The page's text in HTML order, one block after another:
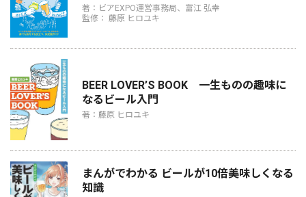
著：ビアEXPO運営事務局、富江 弘幸
監修： 藤原 ヒロユキ
BEER LOVER’S BOOK 一生ものの趣味に
なるビール入門
著：藤原 ヒロユキ
まんがでわかる ビールが10倍美味しくなる
知識